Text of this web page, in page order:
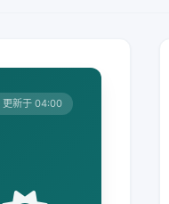
更新于 04:00